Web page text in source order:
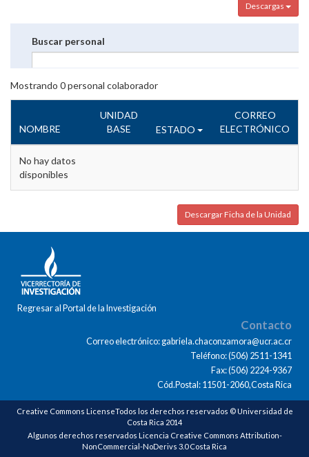
Descargas
Buscar personal
Mostrando 0personal colaborador
NOMBRE
UNIDAD
BASE
ESTADO
CORREO
ELECTRÓNICO
No hay datos
disponibles
Descargar Ficha de la Unidad
Regresar al Portal de la Investigación
Contacto
Correo electrónico: gabriela.chaconzamora@ucr.ac.cr
Teléfono: (506) 2511-1341
Fax: (506) 2224-9367
Cód.Postal: 11501-2060,Costa Rica
Creative Commons LicenseTodos los derechos reservados © Universidad de
Costa Rica 2014
Algunos derechos reservados Licencia Creative Commons Attribution-
NonCommercial-NoDerivs 3.0 Costa Rica